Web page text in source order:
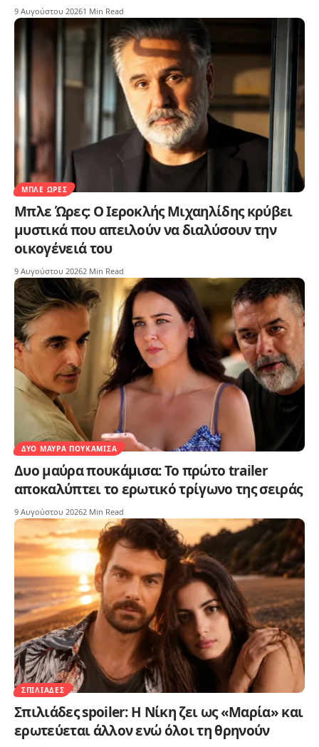
9 Αυγούστου 20261 Min Read
ΜΠΛΕ ΏΡΕΣ
Μπλε Ώρες: Ο Ιεροκλής Μιχαηλίδης κρύβει
μυστικά που απειλούν να διαλύσουν την
οικογένειά του
9 Αυγούστου 20262 Min Read
ΔΥΟ ΜΑΎΡΑ ΠΟΥΚΆΜΙΣΑ
Δυο μαύρα πουκάμισα: Το πρώτο trailer
αποκαλύπτει το ερωτικό τρίγωνο της σειράς
9 Αυγούστου 20262 Min Read
ΣΠΙΛΙΆΔΕΣ
Σπιλιάδες spoiler: Η Νίκη ζει ως «Μαρία» και
ερωτεύεται άλλον ενώ όλοι τη θρηνούν